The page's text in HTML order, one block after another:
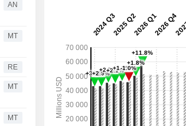
AN
MT
RE
MT
MT